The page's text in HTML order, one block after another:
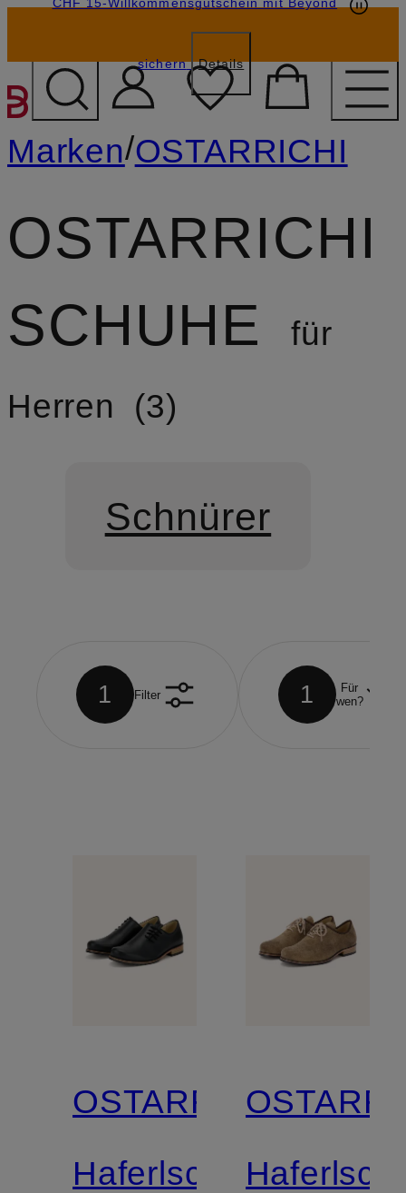
ZUM HAUPTINHALT
sichern Details
Marken/OSTARRICHI
OSTARRICHI
SCHUHE
für
Herren
3
Schnürer
1 Filter 1
Für
wen?
OSTARRICHI
Haferlschuhe